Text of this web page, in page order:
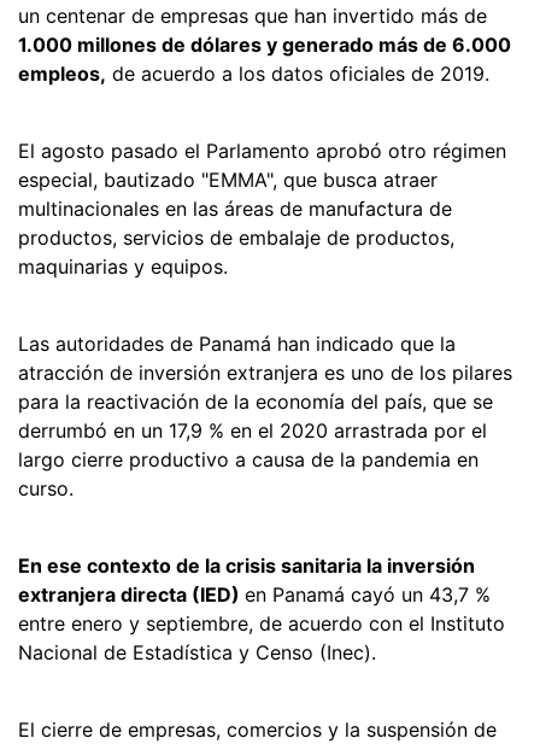
un centenar de empresas que han invertido más de
1.000 millones de dólares y generado más de 6.000
empleos, de acuerdo a los datos oficiales de 2019.
El agosto pasado el Parlamento aprobó otro régimen
especial, bautizado "EMMA", que busca atraer
multinacionales en las áreas de manufactura de
productos, servicios de embalaje de productos,
maquinarias y equipos.
Las autoridades de Panamá han indicado que la
atracción de inversión extranjera es uno de los pilares
para la reactivación de la economía del país, que se
derrumbó en un 17,9 % en el 2020 arrastrada por el
largo cierre productivo a causa de la pandemia en
curso.
En ese contexto de la crisis sanitaria la inversión
extranjera directa (IED) en Panamá cayó un 43,7 %
entre enero y septiembre, de acuerdo con el Instituto
Nacional de Estadística y Censo (Inec).
El cierre de empresas, comercios y la suspensión de